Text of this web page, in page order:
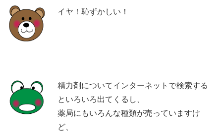
イヤ！恥ずかしい！
精力剤についてインターネットで検索する
といろいろ出てくるし、
薬局にもいろんな種類が売っていますけ
ど、